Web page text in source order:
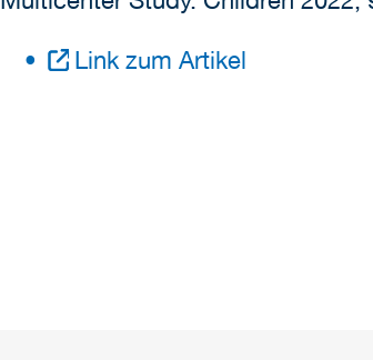
Link zum Artikel